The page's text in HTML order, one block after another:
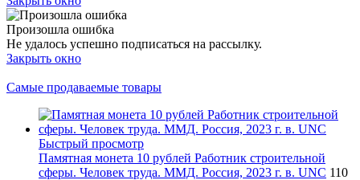
Произошла ошибка
Не удалось успешно подписаться на рассылку.
Закрыть окно
Самые продаваемые товары
Быстрый просмотр
Памятная монета 10 рублей Работник строительной
сферы. Человек труда. ММД. Россия, 2023 г. в. UNC 110